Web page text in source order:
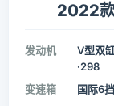
2022
发动机
V型双
·298
变速箱 国际6挡